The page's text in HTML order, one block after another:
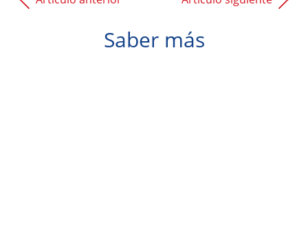
Saber más